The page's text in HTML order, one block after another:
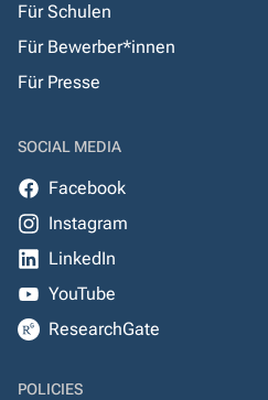
Für Schulen
Für Bewerber*innen
Für Presse
SOCIAL MEDIA
Facebook
Instagram
LinkedIn
YouTube
ResearchGate
POLICIES